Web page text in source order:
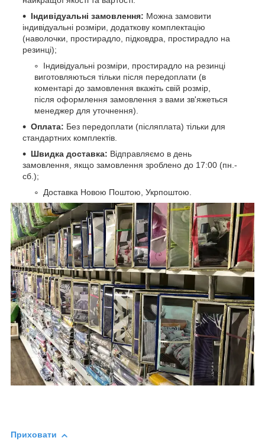
Індивідуальні замовлення: Можна замовити
індивідуальні розміри, додаткову комплектацію
(наволочки, простирадло, підковдра, простирадло на
резинці);
Індивідуальні розміри, простирадло на резинці
виготовляються тільки після передоплати (в
коментарі до замовлення вкажіть свій розмір,
після оформлення замовлення з вами зв'яжеться
менеджер для уточнення).
Оплата: Без передоплати (післяплата) тільки для
стандартних комплектів.
Швидка доставка: Відправляємо в день
замовлення, якщо замовлення зроблено до 17:00 (пн.-
сб.);
Доставка Новою Поштою, Укрпоштою.
Приховати